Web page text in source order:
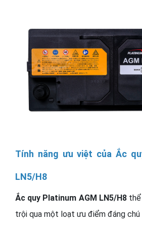
Tính năng ưu việt của Ắc
LN5/H8
Ắc quy Platinum AGM LN5/H8thể
trội qua một loạt ưu điểm đáng chú